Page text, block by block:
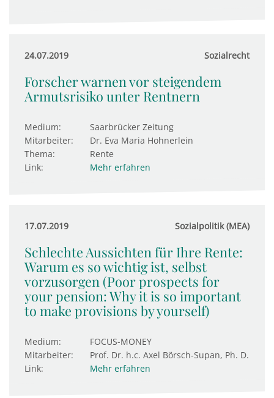
24.07.2019 Sozialrecht
Forscher warnen vor steigendem
Armutsrisiko unter Rentnern
Medium:
Saarbrücker Zeitung
Mitarbeiter:
Dr. Eva Maria Hohnerlein
Thema:
Rente
Link:
Mehr erfahren
17.07.2019 Sozialpolitik (MEA)
Schlechte Aussichten für Ihre Rente:
Warum es so wichtig ist, selbst
vorzusorgen (Poor prospects for
your pension: Why it is so important
to make provisions by yourself)
Medium:
FOCUS-MONEY
Mitarbeiter:
Prof. Dr. h.c. Axel Börsch-Supan, Ph. D.
Link:
Mehr erfahren